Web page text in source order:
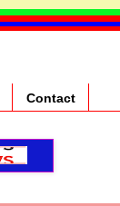
Contact